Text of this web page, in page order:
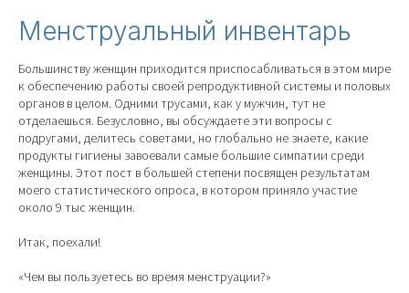
Менструальный инвентарь
Большинству женщин приходится приспосабливаться в этом мире
к обеспечению работы своей репродуктивной системы и половых
органов в целом. Одними трусами, как у мужчин, тут не
отделаешься. Безусловно, вы обсуждаете эти вопросы с
подругами, делитесь советами, но глобально не знаете, какие
продукты гигиены завоевали самые большие симпатии среди
женщины. Этот пост в большей степени посвящен результатам
моего статистического опроса, в котором приняло участие
около 9 тыс женщин.
Итак, поехали!
«Чем вы пользуетесь во время менструации?»